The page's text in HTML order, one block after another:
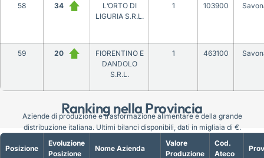
Ranking nella Provincia
58 34
L’ORTO DI
LIGURIA S.R.L.
1 103900
59 20
FIORENTINO E
DANDOLO
S.R.L.
1 463100
Posizione
Evoluzione
Posizione
Nome Azienda
Valore
Produzione
Cod.
Ateco
Aziende di produzione e trasformazione alimentare e della grande
distribuzione italiana. Ultimi bilanci disponibili, dati in migliaia di €.